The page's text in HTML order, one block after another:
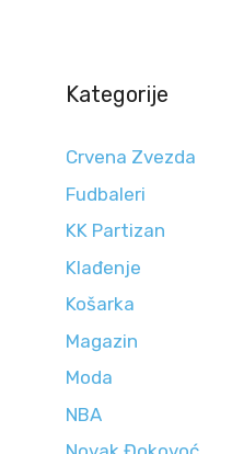
Kategorije
Crvena Zvezda
Fudbaleri
KK Partizan
Klađenje
Košarka
Magazin
Moda
NBA